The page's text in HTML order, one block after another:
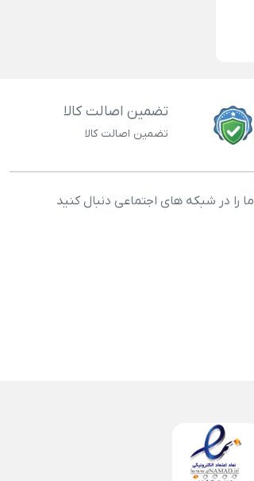
تضمین اصالت کالا
تضمین اصالت کالا
ما را در شبکه های اجتماعی دنبال کنید